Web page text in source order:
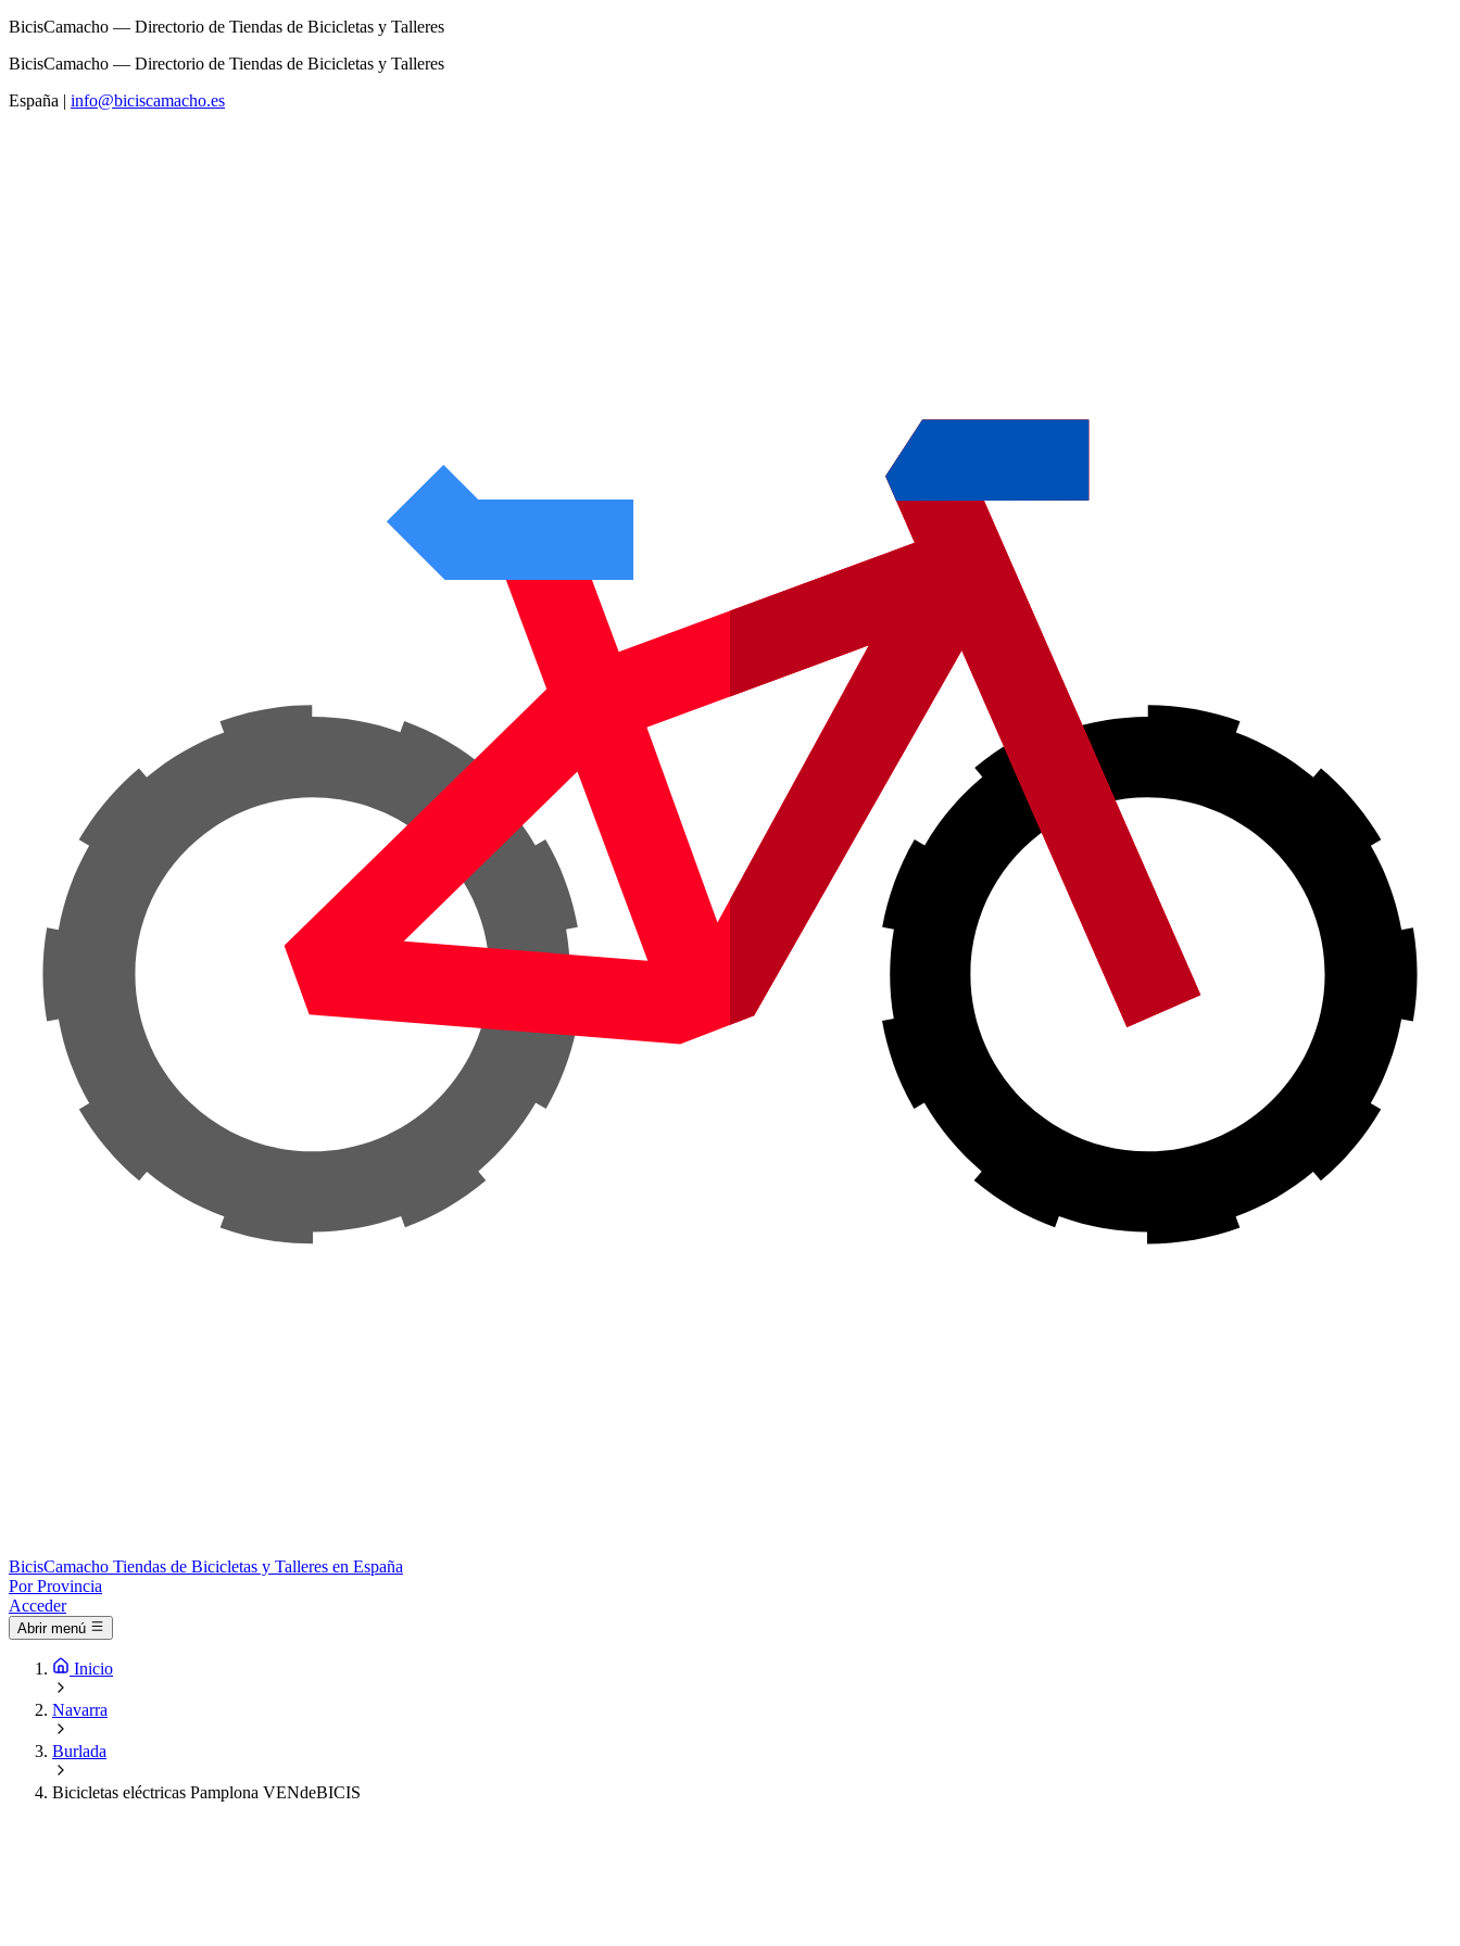
BicisCamacho — Directorio de Tiendas de Bicicletas y Talleres
BicisCamacho — Directorio de Tiendas de Bicicletas y Talleres
España | info@biciscamacho.es
BicisCamacho Tiendas de Bicicletas y Talleres en España
Por Provincia
Acceder
Abrir menú
Inicio
Navarra
Burlada
Bicicletas eléctricas Pamplona VENdeBICIS